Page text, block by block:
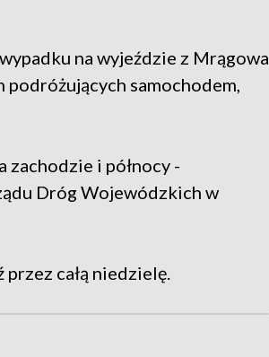
na wyjeździe z Mrągowa
samochodem,
zachodzie i północy -
Dróg Wojewódzkich w
całą niedzielę.